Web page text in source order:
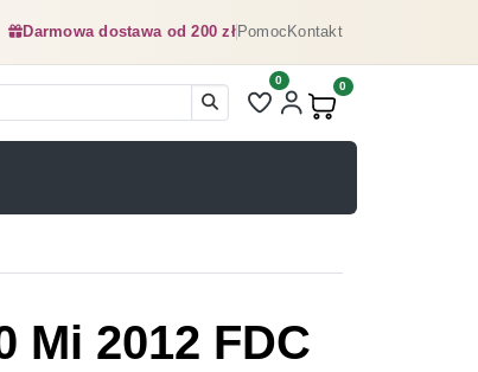
Darmowa dostawa od 200 złPomocKontakt
Liczba pozycji na liście
0
Produkty w koszyku:
0
Mi 2012 FDC